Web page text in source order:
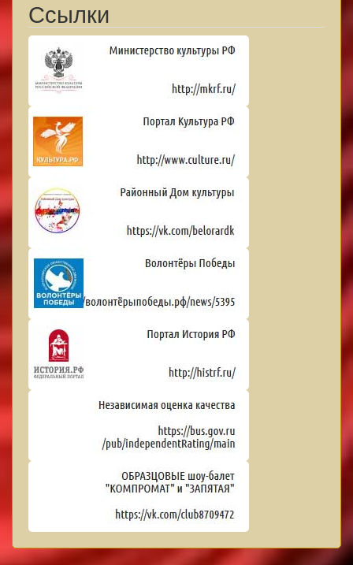
Ссылки